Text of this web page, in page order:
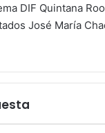
DIF Quintana
José María